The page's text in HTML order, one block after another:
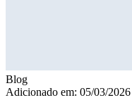
Blog
Adicionado em: 05/03/2026